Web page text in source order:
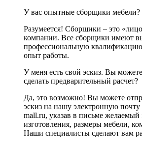
У вас опытные сборщики мебели?
Разумеется! Сборщики – это
компании. Все сборщики имеют
профессиональную
опыт работы.
У меня есть свой эскиз. Вы
сделать предварительный расчет?
Да, это возможно! Вы можете
эскиз на нашу электронную
mall.ru, указав в письме желаемый
изготовления, размеры мебели,
Наши специалисты сделают вам